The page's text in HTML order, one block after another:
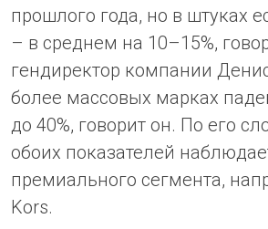
прошлого года, но в штуках
– в среднем на 10–15%,
гендиректор компании
более массовых марках
до 40%, говорит он. По его
обоих показателей
премиального сегмента,
Kors.